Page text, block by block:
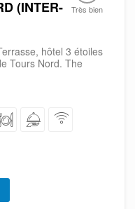
(INTER-
Très bien
hôtel 3 étoiles
Tours Nord. The